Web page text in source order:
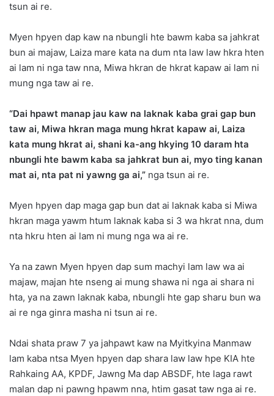
tsun ai re.
Myen hpyen dap kaw na nbungli hte bawm kaba sa jahkrat
bun ai majaw, Laiza mare kata na dum nta law law hkra hten
ai lam ni nga taw nna, Miwa hkran de hkrat kapaw ai lam ni
mung nga taw ai re.
“Dai hpawt manap jau kaw na laknak kaba grai gap bun
taw ai, Miwa hkran maga mung hkrat kapaw ai, Laiza
kata mung hkrat ai, shani ka-ang hkying 10 daram hta
nbungli hte bawm kaba sa jahkrat bun ai, myo ting kanan
mat ai, nta pat ni yawng ga ai,” nga tsun ai re.
Myen hpyen dap maga gap bun dat ai laknak kaba si Miwa
hkran maga yawm htum laknak kaba si 3 wa hkrat nna, dum
nta hkru hten ai lam ni mung nga wa ai re.
Ya na zawn Myen hpyen dap sum machyi lam law wa ai
majaw, majan hte nseng ai mung shawa ni nga ai shara ni
hta, ya na zawn laknak kaba, nbungli hte gap sharu bun wa
ai re nga ginra masha ni tsun ai re.
Ndai shata praw 7 ya jahpawt kaw na Myitkyina Manmaw
lam kaba ntsa Myen hpyen dap shara law law hpe KIA hte
Rahkaing AA, KPDF, Jawng Ma dap ABSDF, hte laga rawt
malan dap ni pawng hpawm nna, htim gasat taw nga ai re.